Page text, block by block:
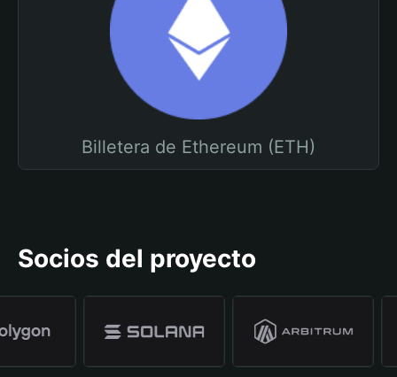
Billetera de Ethereum (ETH)
Socios del proyecto